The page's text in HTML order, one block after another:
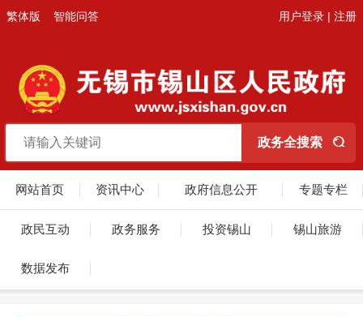
繁体版 智能问答 用户登录 | 注册
网站首页 资讯中心 政府信息公开 专题专栏
政民互动 政务服务 投资锡山 锡山旅游
数据发布